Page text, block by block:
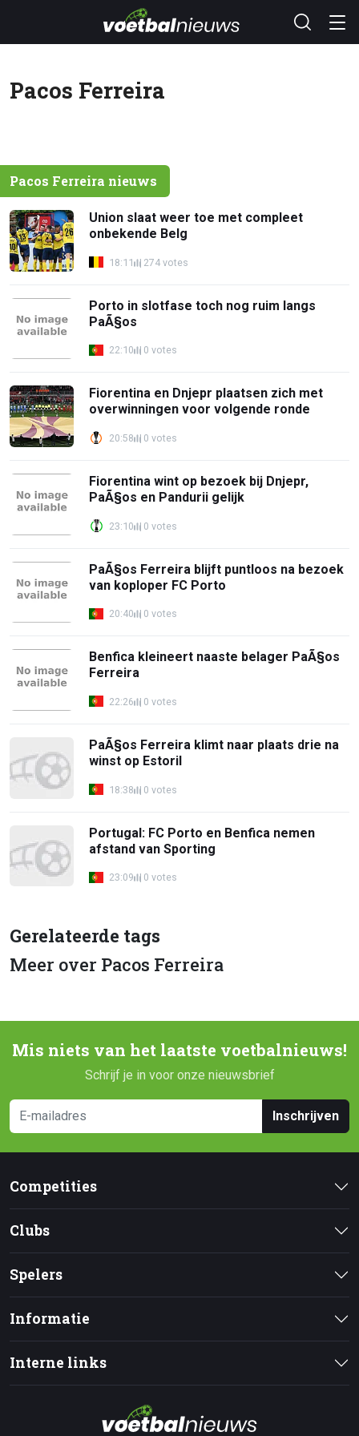
Pacos Ferreira
Pacos Ferreira nieuws
Union slaat weer toe met compleet
onbekende Belg
18:11 274 votes
Porto in slotfase toch nog ruim langs
PaÃ§os
22:10 0 votes
Fiorentina en Dnjepr plaatsen zich met
overwinningen voor volgende ronde
20:58 0 votes
Fiorentina wint op bezoek bij Dnjepr,
PaÃ§os en Pandurii gelijk
23:10 0 votes
PaÃ§os Ferreira blijft puntloos na bezoek
van koploper FC Porto
20:40 0 votes
Benfica kleineert naaste belager PaÃ§os
Ferreira
22:26 0 votes
PaÃ§os Ferreira klimt naar plaats drie na
winst op Estoril
18:38 0 votes
Portugal: FC Porto en Benfica nemen
afstand van Sporting
23:09 0 votes
Gerelateerde tags
Meer over Pacos Ferreira
Mis niets van het laatste voetbalnieuws!
Schrijf je in voor onze nieuwsbrief
Inschrijven
Competities
Clubs
Spelers
Informatie
Interne links